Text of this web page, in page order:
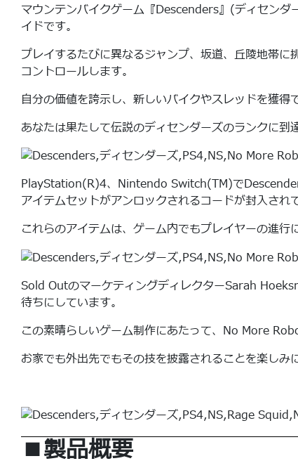
マウンテンバイクゲーム『Descenders』(ディセンダ
イドです。
プレイするたびに異なるジャンプ、坂道、丘陵地帯
コントロールします。
自分の価値を誇示し、新しいバイクやスレッドを獲得
あなたは果たして伝説のディセンダーズのランクに到
PlayStation(R)4、Nintendo Switch(TM)で
アイテムセットがアンロックされるコードが封入さ
これらのアイテムは、ゲーム内でもプレイヤーの進行
Sold OutのマーケティングディレクターSarah
待ちにしています。
この素晴らしいゲーム制作にあたって、No More
お家でも外出先でもその技を披露されることを楽しみ
■製品概要